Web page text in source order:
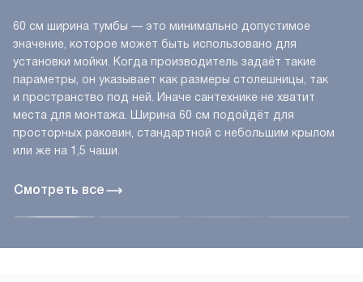
Смотреть все
60 см ширина тумбы — это минимально допустимое
значение, которое может быть использовано для
установки мойки. Когда производитель задаёт такие
параметры, он указывает как размеры столешницы, так
и пространство под ней. Иначе сантехнике не хватит
места для монтажа. Ширина 60 см подойдёт для
просторных раковин, стандартной с небольшим крылом
или же на 1,5 чаши.